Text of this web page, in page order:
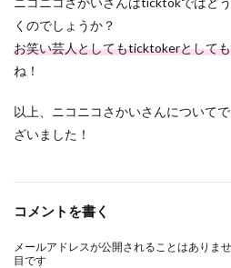
くのでしょうか？
お笑い芸人としてもticktokerとして
ね！
以上、ニコニコさかいさんについて
ざいました！
コメントを書く
メールアドレスが公開されることはありませ
目です